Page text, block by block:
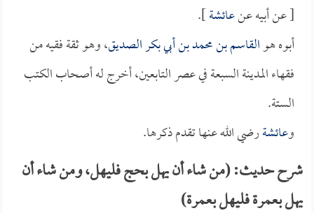
[ عن أبيه عنعائشة].
أبوه هوالقاسم بن محمد بن أبي بكر الصديق، وهو ثقة فقيه من
فقهاء المدينة السبعة في عصر التابعين، أخرج له أصحاب الكتب
الستة.
وعائشةرضي الله عنها تقدم ذكرها.
شرح حديث: (من شاء أن يهل بحج فليهل، ومن شاء أن
يهل بعمرة فليهل بعمرة)